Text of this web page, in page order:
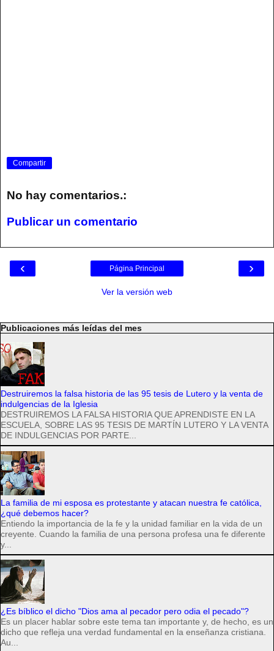
Compartir
No hay comentarios.:
Publicar un comentario
‹ ›
Página Principal
Ver la versión web
Publicaciones más leídas del mes
Destruiremos la falsa historia de las 95 tesis de Lutero y la venta de
indulgencias de la Iglesia
DESTRUIREMOS LA FALSA HISTORIA QUE APRENDISTE EN LA
ESCUELA, SOBRE LAS 95 TESIS DE MARTÍN LUTERO Y LA VENTA
DE INDULGENCIAS POR PARTE...
La familia de mi esposa es protestante y atacan nuestra fe católica,
¿qué debemos hacer?
Entiendo la importancia de la fe y la unidad familiar en la vida de un
creyente. Cuando la familia de una persona profesa una fe diferente
y...
¿Es bíblico el dicho "Dios ama al pecador pero odia el pecado"?
Es un placer hablar sobre este tema tan importante y, de hecho, es un
dicho que refleja una verdad fundamental en la enseñanza cristiana.
Au...